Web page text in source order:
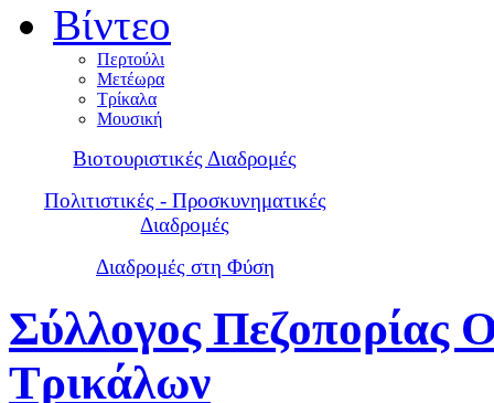
Βίντεο
Περτούλι
Μετέωρα
Τρίκαλα
Μουσική
Βιοτουριστικές Διαδρομές
Πολιτιστικές - Προσκυνηματικές
Διαδρομές
Διαδρομές στη Φύση
Σύλλογος Πεζοπορίας
Τρικάλων